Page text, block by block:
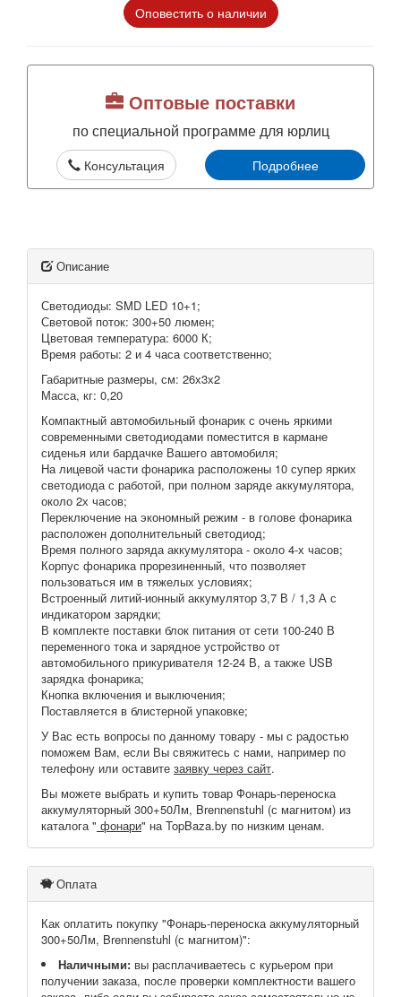
Оповестить о наличии
Оптовые поставки
по специальной программе для юрлиц
Консультация Подробнее
Описание
Светодиоды: SMD LED 10+1;
Световой поток: 300+50 люмен;
Цветовая температура: 6000 К;
Время работы: 2 и 4 часа соответственно;
Габаритные размеры, см: 26х3х2
Масса, кг: 0,20
Компактный автомобильный фонарик с очень яркими
современными светодиодами поместится в кармане
сиденья или бардачке Вашего автомобиля;
На лицевой части фонарика расположены 10 супер ярких
светодиода с работой, при полном заряде аккумулятора,
около 2х часов;
Переключение на экономный режим - в голове фонарика
расположен дополнительный светодиод;
Время полного заряда аккумулятора - около 4-х часов;
Корпус фонарика прорезиненный, что позволяет
пользоваться им в тяжелых условиях;
Встроенный литий-ионный аккумулятор 3,7 В / 1,3 А с
индикатором зарядки;
В комплекте поставки блок питания от сети 100-240 В
переменного тока и зарядное устройство от
автомобильного прикуривателя 12-24 В, а также USB
зарядка фонарика;
Кнопка включения и выключения;
Поставляется в блистерной упаковке;
У Вас есть вопросы по данному товару - мы с радостью
поможем Вам, если Вы свяжитесь с нами, например по
телефону или оставите заявку через сайт.
Вы можете выбрать и купить товар Фонарь-переноска
аккумуляторный 300+50Лм, Brennenstuhl (с магнитом) из
каталога " фонари" на TopBaza.by по низким ценам.
Оплата
Как оплатить покупку "Фонарь-переноска аккумуляторный
300+50Лм, Brennenstuhl (с магнитом)":
Наличными: вы расплачиваетесь с курьером при
получении заказа, после проверки комплектности вашего